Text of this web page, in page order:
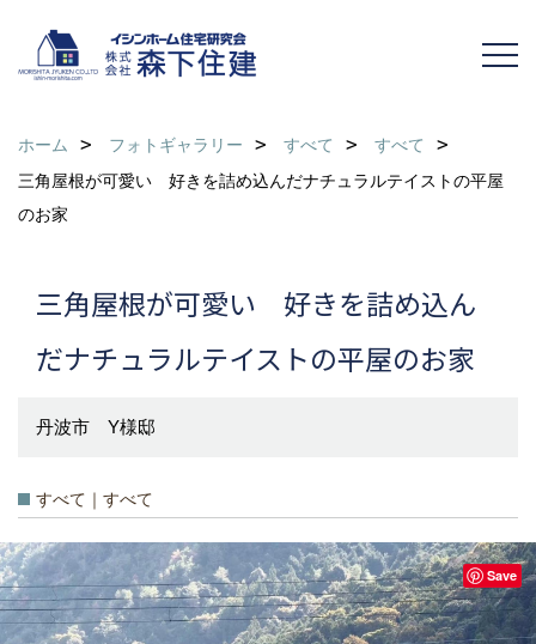
ホーム フォトギャラリー すべて
すべて
三角屋根が可愛い 好きを詰め込んだナチュラルテイストの平屋
のお家
三角屋根が可愛い 好きを詰め込ん
だナチュラルテイストの平屋のお家
丹波市 Y様邸
すべて｜すべて
Save